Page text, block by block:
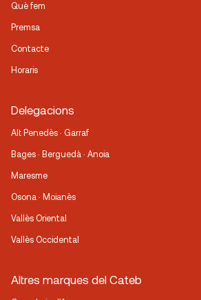
Què fem
Premsa
Contacte
Horaris
Delegacions
Alt Penedès · Garraf
Bages · Berguedà · Anoia
Maresme
Osona · Moianès
Vallès Oriental
Vallès Occidental
Altres marques del Cateb